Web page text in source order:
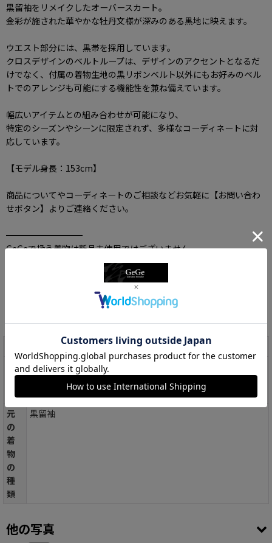
黒留袖をリメイクしたオーバースカート。
金彩が施された華やかな牡丹文様が深みのある黒地に映えます。
ウエスト部分には、黒帯を採用しています。
クロスデザインのベルトループは、デザインのアクセントとなるだ
けでなく、付属の着物生地の黒リボンベルト以外にもお好みのベル
トでのアレンジも可能にする機能性を兼ね備えています。
幅広いアイテムとの組み合わせが可能になり、
特定のシーズンやシーンに限定されず、多様なコーディネートに対
応しています。
【モデル身長：153cm】
商品についてやコーディネートのご相談などお気軽に【お問い合わ
せボタン】よりご連絡ください。
━━━━━━━━━
GeGeで扱う着物は新品未使用ではございません。
傷やシミ・変色等がある場合は記載させていただきますが、なかに
は非常に小さなものもございます。
その点、ご理解いただきご利用いただけますと幸いでございます。
商品仕様
イ
ズ
総丈：約95cm、ウエスト：約62〜80cm、ベルトループ幅
（内側）：約4cm（一般的な厚さの場合、幅4cmまでのベル
トは通していただけます） 【リボンベルト】全長：約190cm
元
の
着
物
の
種
類
黒留袖
他の写真